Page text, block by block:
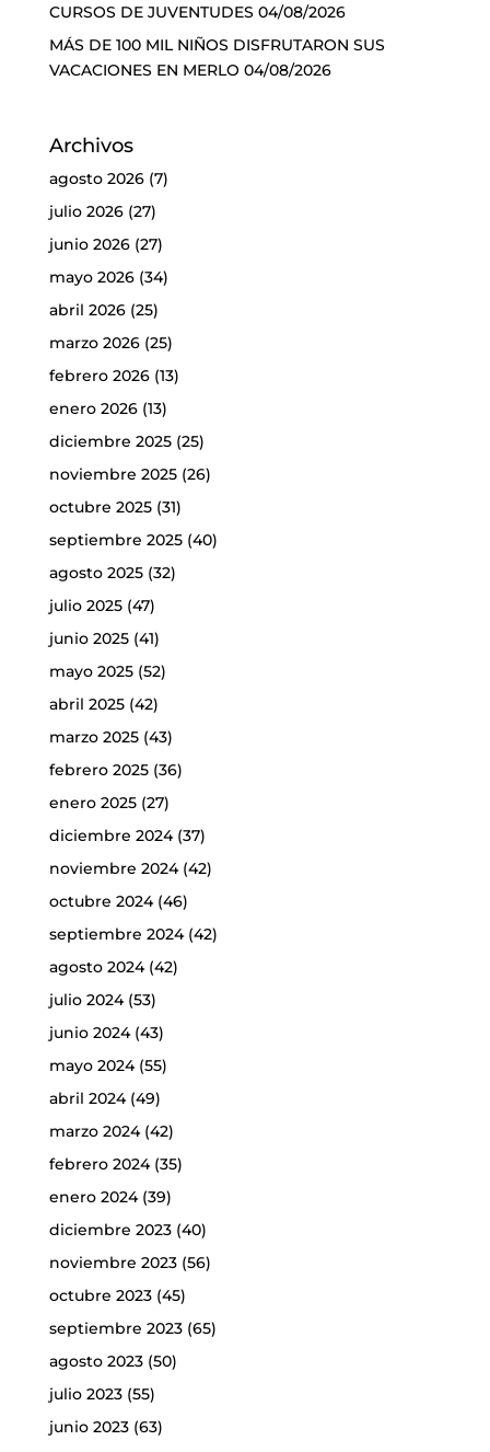
CURSOS DE JUVENTUDES 04/08/2026
MÁS DE 100 MIL NIÑOS DISFRUTARON SUS
VACACIONES EN MERLO 04/08/2026
Archivos
agosto 2026(7)
julio 2026(27)
junio 2026(27)
mayo 2026(34)
abril 2026(25)
marzo 2026(25)
febrero 2026(13)
enero 2026(13)
diciembre 2025(25)
noviembre 2025(26)
octubre 2025(31)
septiembre 2025(40)
agosto 2025(32)
julio 2025(47)
junio 2025(41)
mayo 2025(52)
abril 2025(42)
marzo 2025(43)
febrero 2025(36)
enero 2025(27)
diciembre 2024(37)
noviembre 2024(42)
octubre 2024(46)
septiembre 2024(42)
agosto 2024(42)
julio 2024(53)
junio 2024(43)
mayo 2024(55)
abril 2024(49)
marzo 2024(42)
febrero 2024(35)
enero 2024(39)
diciembre 2023(40)
noviembre 2023(56)
octubre 2023(45)
septiembre 2023(65)
agosto 2023(50)
julio 2023(55)
junio 2023(63)